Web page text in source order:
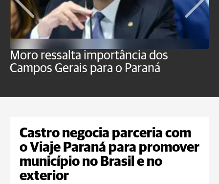
Moro ressalta importância dos
Campos Gerais para o Paraná
Castro negocia parceria com
o Viaje Paraná para promover
município no Brasil e no
exterior